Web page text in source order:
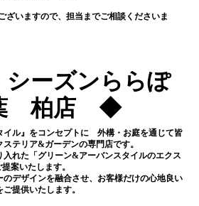
ざいますので、担当までご相談くださいま
シーズンららぽ
柏店 ◆
イル』をコンセプトに 外構・お庭を通じて皆
テリア&ガーデンの専門店です。
れた「グリーン&アーバンスタイルのエクス
案いたします。
デザインを融合させ、お客様だけの心地良い
提供いたします。